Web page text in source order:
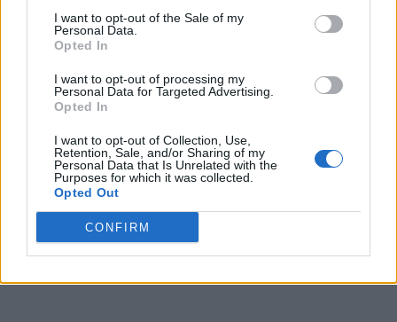
I want to opt-out of the Sale of my
Personal Data.
Opted In
I want to opt-out of processing my
Personal Data for Targeted Advertising.
Opted In
I want to opt-out of Collection, Use,
Retention, Sale, and/or Sharing of my
Personal Data that Is Unrelated with the
Purposes for which it was collected.
Opted Out
CONFIRM
Arată rezultatele
Arhiva sondajelor
ad